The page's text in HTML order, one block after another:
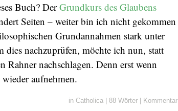
Buch? DerGrundkurs des Glaubens
Seiten – weiter bin ich nicht gekommen
Grundannahmen stark unter
nachzuprüfen, möchte ich nun, statt
Rahner nachschlagen. Denn erst wenn
aufnehmen.
in Catholica 88 Wörter Kommentar